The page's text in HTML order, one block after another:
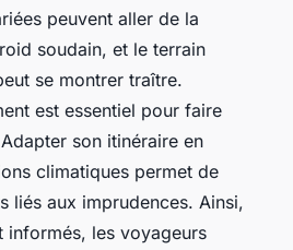
peuvent aller de la
soudain, et le terrain
se montrer traître.
est essentiel pour faire
son itinéraire en
climatiques permet de
liés aux imprudences. Ainsi,
informés, les voyageurs